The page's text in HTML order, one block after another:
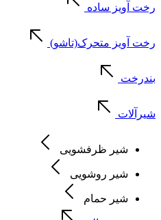
رخت آویز ساده
رخت آویز متحرک(تاشو)
بندرخت
شیرآلات
شیر ظرفشویی
شیر روشویی
شیر حمام